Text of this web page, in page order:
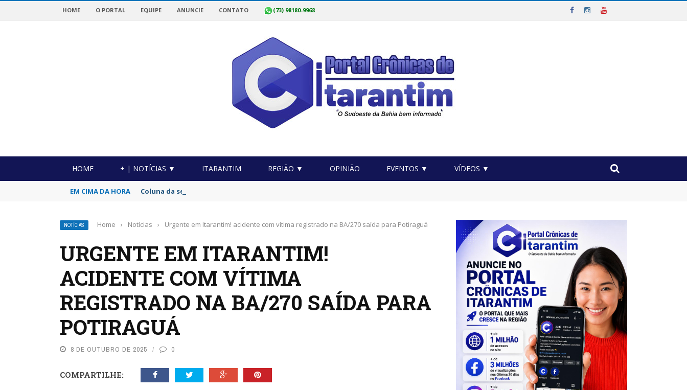
DA REGIÃO!
HOME O PORTAL EQUIPE ANUNCIE CONTATO (73) 98180-9968
HOME + | NOTÍCIAS ▼ ITARANTIM REGIÃO ▼ OPINIÃO EVENTOS ▼ VÍDEOS ▼
EM CIMA DA HORA Coluna da semana por Lucas Sobrinho: Por que o comércio desacelera no meio do ano?
NOTÍCIAS Home › Notícias › Urgente em Itarantim! acidente com vítima registrado na BA/270 saída para Potiraguá
URGENTE EM ITARANTIM!
ACIDENTE COM VÍTIMA
REGISTRADO NA BA/270 SAÍDA PARA
POTIRAGUÁ
8 DE OUTUBRO DE 2025 0
COMPARTILHE: